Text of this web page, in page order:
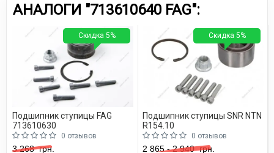
АНАЛОГИ "713610640 FAG":
Подшипник ступицы FAG
713610630
0 отзывов
3 268грн.
Скидка 5%
Подшипник ступицы SNR NTN
R154.10
0 отзывов
2 865 - 2 940грн.
Скидка 5%